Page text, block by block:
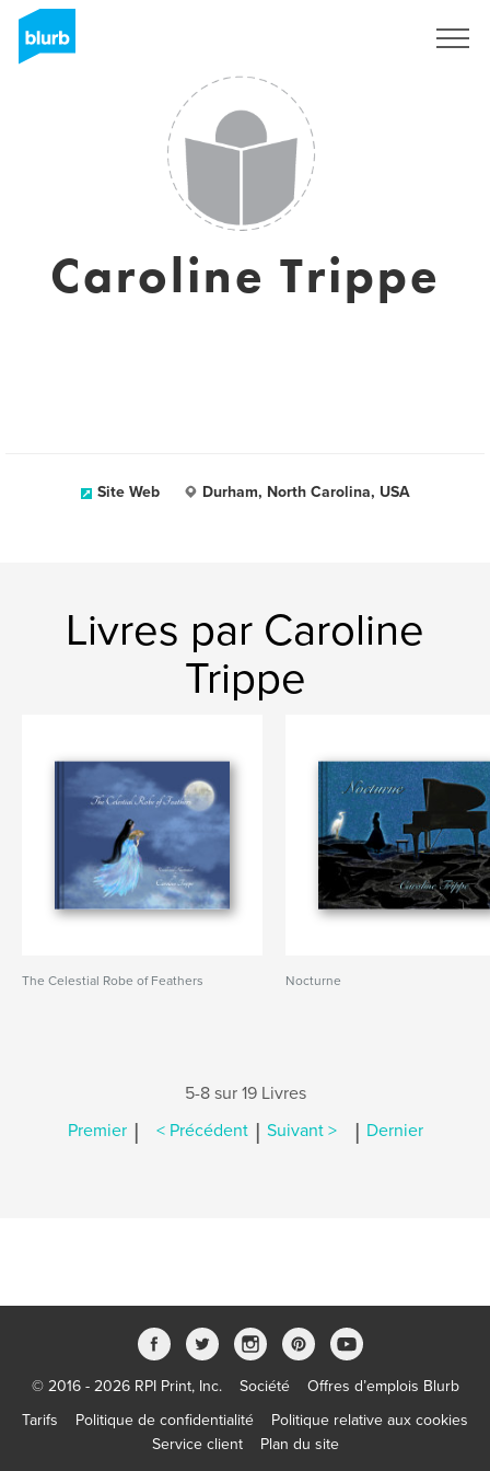
Caroline Trippe
Site Web Durham, North Carolina, USA
Livres par Caroline
Trippe
The Celestial Robe of Feathers Nocturne
5-8 sur 19 Livres
Premier | < Précédent | Suivant > | Dernier
© 2016 - 2026 RPI Print, Inc. Société
Offres d’emplois Blurb
Tarifs
Politique de confidentialité
Politique relative aux cookies
Service client
Plan du site